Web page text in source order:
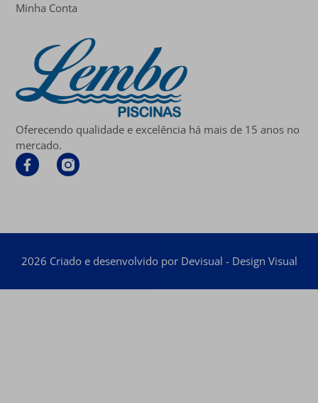
Oferecendo qualidade e excelência há mais de 15 anos no
mercado.
Minha Conta
2026 Criado e desenvolvido por Devisual - Design Visual